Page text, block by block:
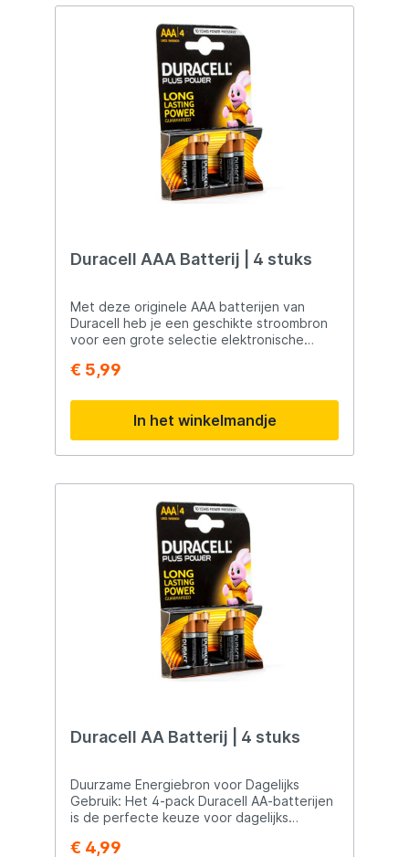
Duracell AAA Batterij | 4 stuks
Met deze originele AAA batterijen van
Duracell heb je een geschikte stroombron
voor een grote selectie elektronische
audio devices en verschillende soorten
een lange levensduur en een spanning van
1,5 V. In deze verpakking zitten 4 stuks. Let
op: deze batterijen kunnen niet worden
opgeladen.
€ 5,99
In het winkelmandje
Duracell AA Batterij | 4 stuks
Duurzame Energiebron voor Dagelijks
Gebruik: Het 4-pack Duracell AA-batterijen
is de perfecte keuze voor dagelijks
betrouwbaarheid bieden ze een stabiele
€ 4,99